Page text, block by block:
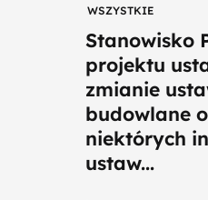
WSZYSTKIE
Stanowisko
projektu
zmianie
budowlane
niektórych
ustaw...